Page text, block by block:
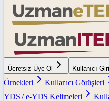
Ücretsiz Üye Ol Kullanıcı
Örnekleri
Kullanıcı Görüşleri
YDS / e-YDS Kelimeleri